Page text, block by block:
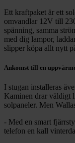
Ett kraftpaket är ett
omvandlar 12V till
spänning, samma
med dig lampor,
slipper köpa allt nytt
Ankomst till en
I stugan installeras
Kaminen drar väldigt
solpaneler. Men
- Med en smart
telefon en kall